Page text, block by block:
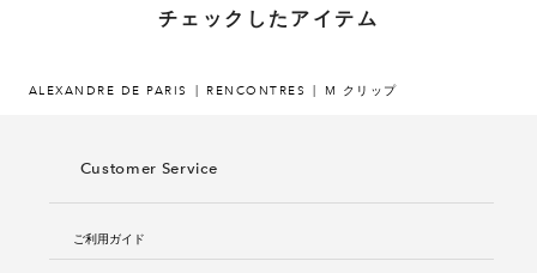
チェックしたアイテム
ALEXANDRE DE PARIS RENCONTRES M クリップ
Customer Service
ご利用ガイド